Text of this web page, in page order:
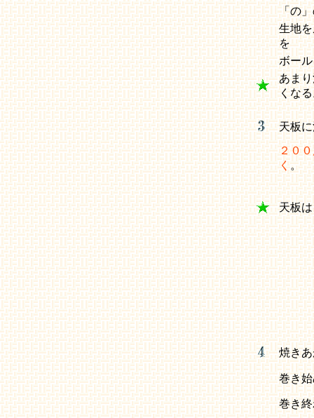
「の
生地
を
ボー
あま
くな
天板
２０
く。
天板は
焼き
巻き
巻き